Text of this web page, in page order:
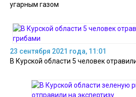
угарным газом
23 сентября 2021 года, 11:01
В Курской области 5 человек